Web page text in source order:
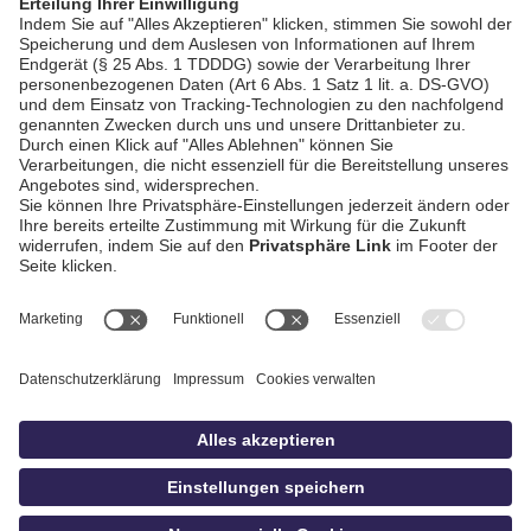
AGB / Gewinnspiele
Datenschutz
Impressum
idowa.de
Privatsphäre